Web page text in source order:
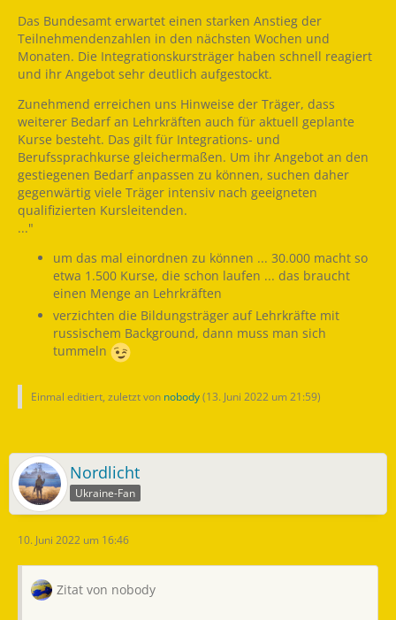
Das Bundesamt erwartet einen starken Anstieg der
Teilnehmendenzahlen in den nächsten Wochen und
Monaten. Die Integrationskursträger haben schnell reagiert
und ihr Angebot sehr deutlich aufgestockt.
Zunehmend erreichen uns Hinweise der Träger, dass
weiterer Bedarf an Lehrkräften auch für aktuell geplante
Kurse besteht. Das gilt für Integrations- und
Berufssprachkurse gleichermaßen. Um ihr Angebot an den
gestiegenen Bedarf anpassen zu können, suchen daher
gegenwärtig viele Träger intensiv nach geeigneten
qualifizierten Kursleitenden.
..."
um das mal einordnen zu können ... 30.000 macht so
etwa 1.500 Kurse, die schon laufen ... das braucht
einen Menge an Lehrkräften
verzichten die Bildungsträger auf Lehrkräfte mit
russischem Background, dann muss man sich
tummeln
Einmal editiert, zuletzt von nobody(13. Juni 2022 um 21:59)
Nordlicht
Ukraine-Fan
10. Juni 2022 um 16:46
Zitat von nobody